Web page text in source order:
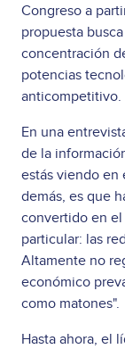
Congreso a
propuesta
concentración
potencias
anticompetitivo.
En una
de la
estás viendo
demás, es que
convertido en
particular: las
Altamente no
económico
como matones".
Hasta ahora, el